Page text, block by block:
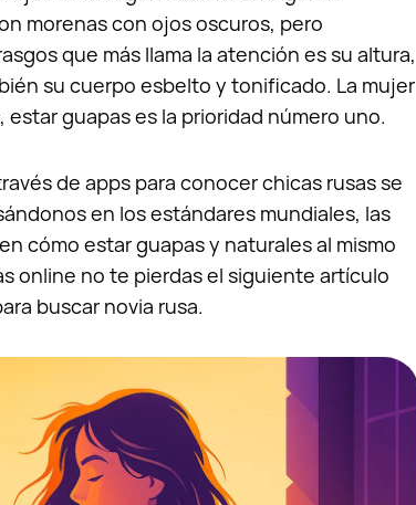
morenas con ojos oscuros, pero
que más llama la atención es su altura,
su cuerpo esbelto y tonificado. La mujer
guapas es la prioridad número uno.
de apps para conocer chicas rusas se
en los estándares mundiales, las
cómo estar guapas y naturales al mismo
online no te pierdas el siguiente artículo
buscar novia rusa.